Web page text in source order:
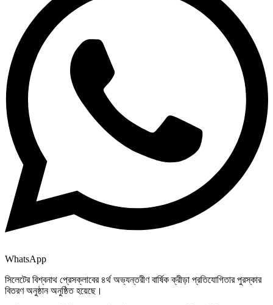
WhatsApp
সিলেটের বিশ্বনাথ প্রেসক্লাবের ৪র্থ অভ্যন্তরীণ বার্ষিক ক্রীড়া প্রতিযোগিতার পুরস্কার
বিতরণ অনুষ্ঠান অনুষ্ঠিত হয়েছে।